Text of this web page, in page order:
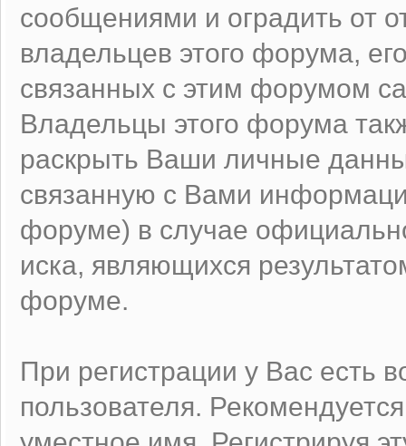
сообщениями и оградить от
владельцев этого форума,
связанных с этим форумом
Владельцы этого форума
раскрыть Ваши личные
связанную с Вами
форуме) в случае
иска, являющихся
форуме.
При регистрации у Вас есть
пользователя.